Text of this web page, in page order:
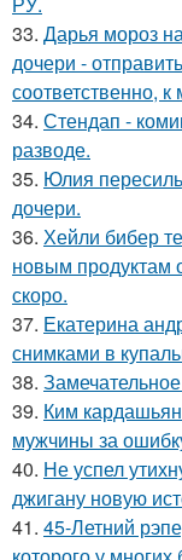
33. Дарья мороз
дочери -
соответственно,
34. Стендап -
разводе.
35. Юлия
дочери.
36. Хейли бибер
новым продуктам
скоро.
37. Екатерина
снимками в
38.
39. Ким
мужчины за
40. Не успел
джигану новую
41. 45-Летний